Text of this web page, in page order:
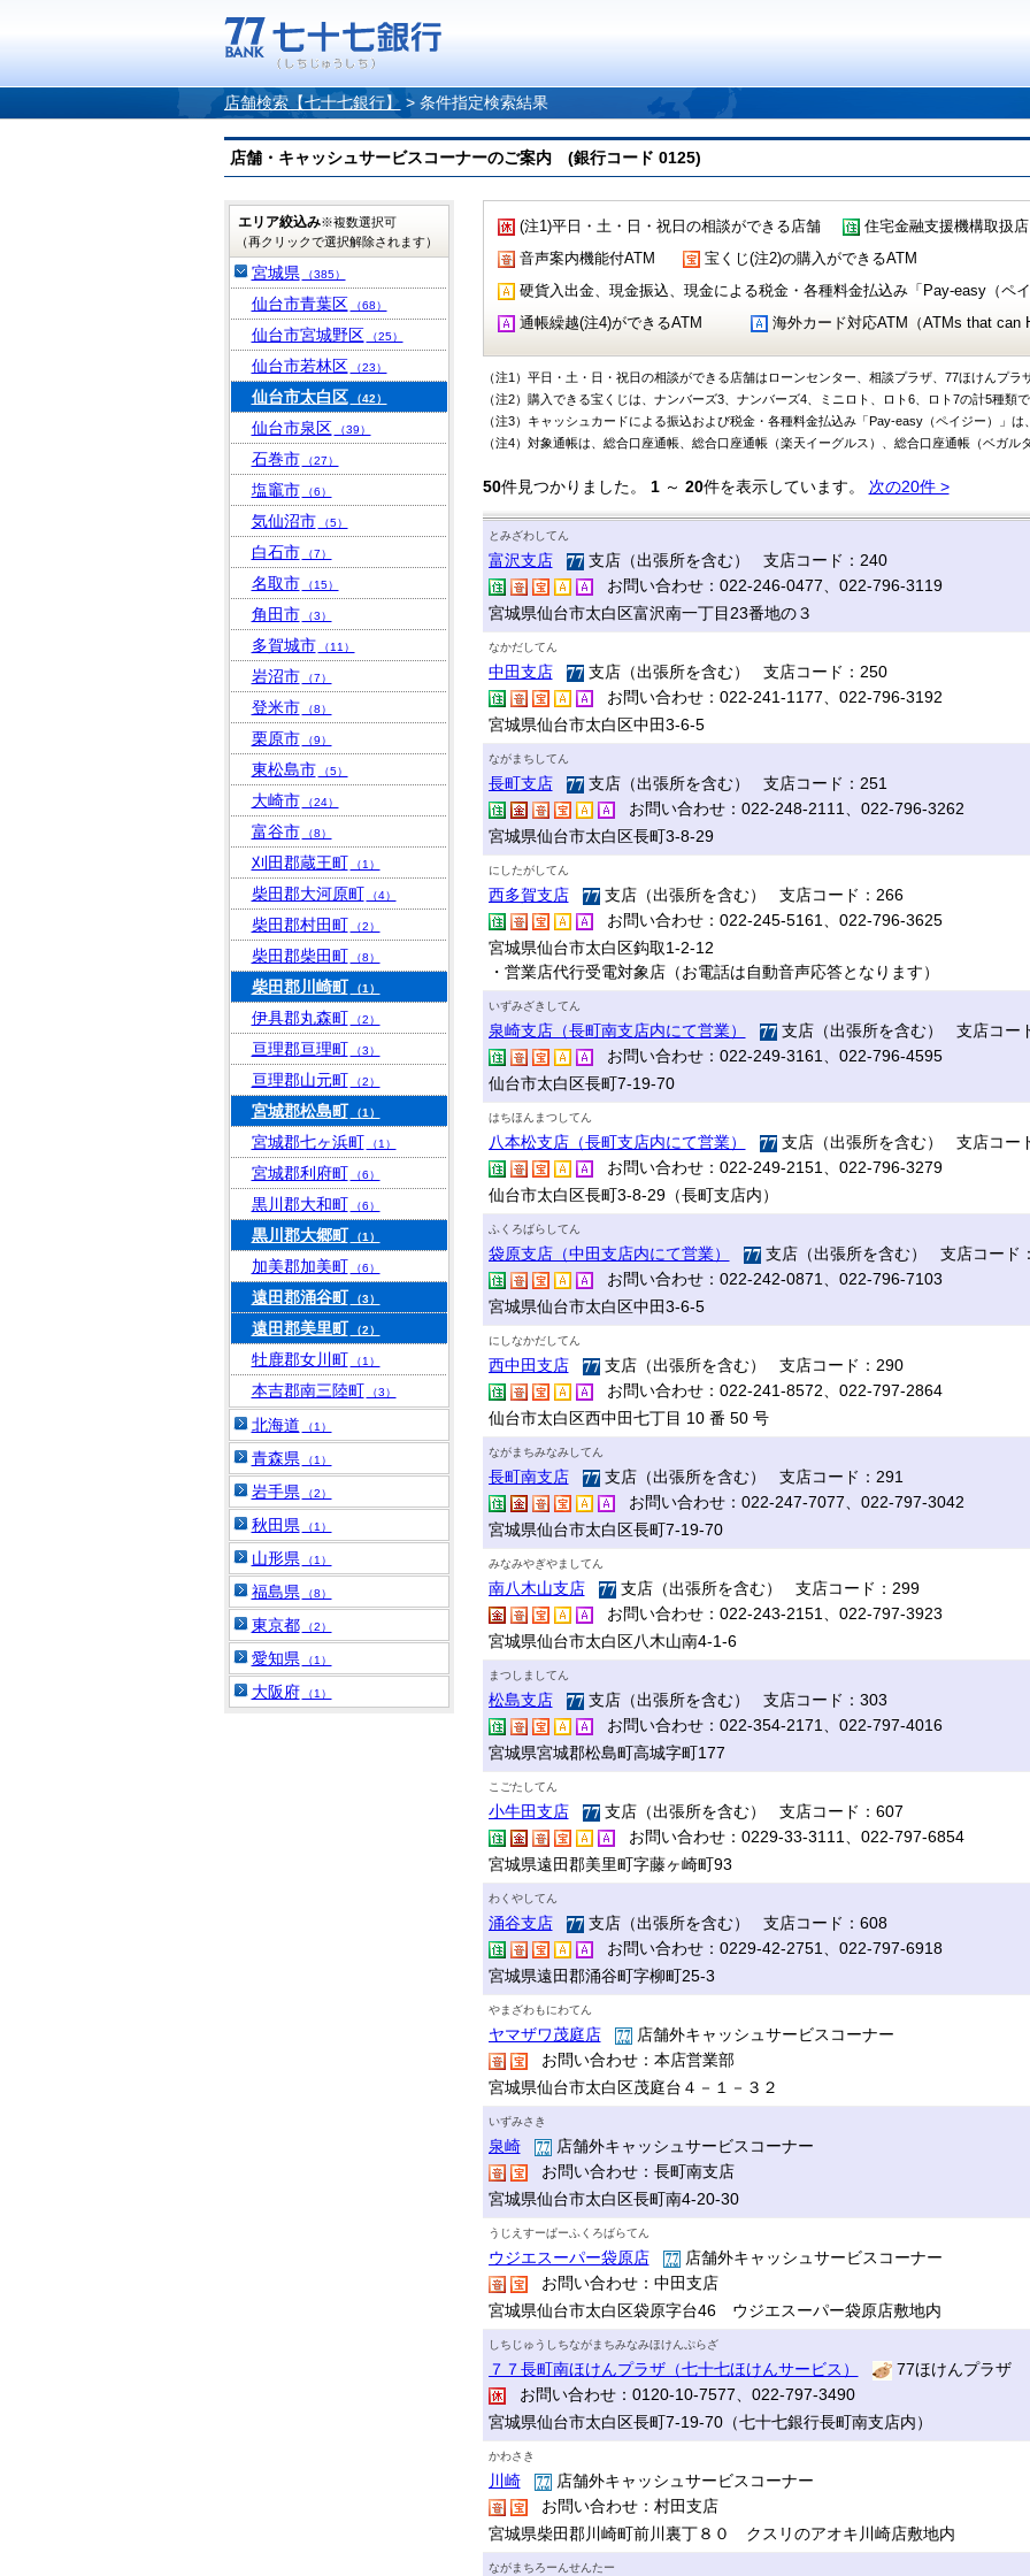
店舗検索【七十七銀行】 > 条件指定検索結果
店舗・キャッシュサービスコーナーのご案内 (銀行コード 0125)
(注1)平日・土・日・祝日の相談ができる店舗 住宅金融支援機構取扱店
音声案内機能付ATM
宝くじ(注2)の購入ができるATM
硬貨入出金、現金振込、現金による税金・各種料金払込み「Pay-easy（ペ
通帳繰越(注4)ができるATM
海外カード対応ATM（ATMs that can
（注1）平日・土・日・祝日の相談ができる店舗はローンセンター、相談プラザ、77ほけんプラ
（注2）購入できる宝くじは、ナンバーズ3、ナンバーズ4、ミニロト、ロト6、ロト7の計5種類で
（注3）キャッシュカードによる振込および税金・各種料金払込み「Pay-easy（ペイジー）」は
（注4）対象通帳は、総合口座通帳、総合口座通帳（楽天イーグルス）、総合口座通帳（ベガル
50件見つかりました。 1～ 20件を表示しています。 次の20件 >
とみざわしてん
富沢支店
支店（出張所を含む） 支店コード：240
お問い合わせ：022-246-0477、022-796-3119
宮城県仙台市太白区富沢南一丁目23番地の３
なかだしてん
中田支店
支店（出張所を含む） 支店コード：250
お問い合わせ：022-241-1177、022-796-3192
宮城県仙台市太白区中田3-6-5
ながまちしてん
長町支店
支店（出張所を含む） 支店コード：251
お問い合わせ：022-248-2111、022-796-3262
宮城県仙台市太白区長町3-8-29
にしたがしてん
西多賀支店
支店（出張所を含む） 支店コード：266
お問い合わせ：022-245-5161、022-796-3625
宮城県仙台市太白区鈎取1-2-12
・営業店代行受電対象店（お電話は自動音声応答となります）
いずみざきしてん
泉崎支店（長町南支店内にて営業）
支店（出張所を含む） 支店コー
お問い合わせ：022-249-3161、022-796-4595
仙台市太白区長町7-19-70
はちほんまつしてん
八本松支店（長町支店内にて営業）
支店（出張所を含む） 支店コー
お問い合わせ：022-249-2151、022-796-3279
仙台市太白区長町3-8-29（長町支店内）
ふくろばらしてん
袋原支店（中田支店内にて営業）
支店（出張所を含む） 支店コード
お問い合わせ：022-242-0871、022-796-7103
宮城県仙台市太白区中田3-6-5
にしなかだしてん
西中田支店
支店（出張所を含む） 支店コード：290
お問い合わせ：022-241-8572、022-797-2864
仙台市太白区西中田七丁目 10 番 50 号
ながまちみなみしてん
長町南支店
支店（出張所を含む） 支店コード：291
お問い合わせ：022-247-7077、022-797-3042
宮城県仙台市太白区長町7-19-70
みなみやぎやましてん
南八木山支店
支店（出張所を含む） 支店コード：299
お問い合わせ：022-243-2151、022-797-3923
宮城県仙台市太白区八木山南4-1-6
まつしましてん
松島支店
支店（出張所を含む） 支店コード：303
お問い合わせ：022-354-2171、022-797-4016
宮城県宮城郡松島町高城字町177
こごたしてん
小牛田支店
支店（出張所を含む） 支店コード：607
お問い合わせ：0229-33-3111、022-797-6854
宮城県遠田郡美里町字藤ヶ崎町93
わくやしてん
涌谷支店
支店（出張所を含む） 支店コード：608
お問い合わせ：0229-42-2751、022-797-6918
宮城県遠田郡涌谷町字柳町25-3
やまざわもにわてん
ヤマザワ茂庭店
店舗外キャッシュサービスコーナー
お問い合わせ：本店営業部
宮城県仙台市太白区茂庭台４－１－３２
いずみさき
泉崎
店舗外キャッシュサービスコーナー
お問い合わせ：長町南支店
宮城県仙台市太白区長町南4-20-30
うじえすーぱーふくろばらてん
ウジエスーパー袋原店
店舗外キャッシュサービスコーナー
お問い合わせ：中田支店
宮城県仙台市太白区袋原字台46 ウジエスーパー袋原店敷地内
しちじゅうしちながまちみなみほけんぷらざ
７７長町南ほけんプラザ（七十七ほけんサービス）
77ほけんプラザ
お問い合わせ：0120-10-7577、022-797-3490
宮城県仙台市太白区長町7-19-70（七十七銀行長町南支店内）
かわさき
川崎
店舗外キャッシュサービスコーナー
お問い合わせ：村田支店
宮城県柴田郡川崎町前川裏丁８０ クスリのアオキ川崎店敷地内
ながまちろーんせんたー
エリア絞込み※複数選択可
（再クリックで選択解除されます）
宮城県 （385）
仙台市青葉区 （68）
仙台市宮城野区 （25）
仙台市若林区 （23）
仙台市太白区 （42）
仙台市泉区 （39）
石巻市 （27）
塩竈市 （6）
気仙沼市 （5）
白石市 （7）
名取市 （15）
角田市 （3）
多賀城市 （11）
岩沼市 （7）
登米市 （8）
栗原市 （9）
東松島市 （5）
大崎市 （24）
富谷市 （8）
刈田郡蔵王町 （1）
柴田郡大河原町 （4）
柴田郡村田町 （2）
柴田郡柴田町 （8）
柴田郡川崎町 （1）
伊具郡丸森町 （2）
亘理郡亘理町 （3）
亘理郡山元町 （2）
宮城郡松島町 （1）
宮城郡七ヶ浜町 （1）
宮城郡利府町 （6）
黒川郡大和町 （6）
黒川郡大郷町 （1）
加美郡加美町 （6）
遠田郡涌谷町 （3）
遠田郡美里町 （2）
牡鹿郡女川町 （1）
本吉郡南三陸町 （3）
北海道 （1）
青森県 （1）
岩手県 （2）
秋田県 （1）
山形県 （1）
福島県 （8）
東京都 （2）
愛知県 （1）
大阪府 （1）